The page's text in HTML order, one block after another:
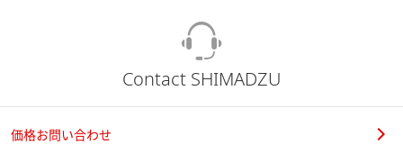
Contact SHIMADZU
価格お問い合わせ